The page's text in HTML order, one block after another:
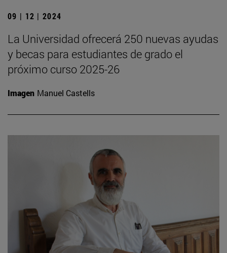
09 | 12 | 2024
La Universidad ofrecerá 250 nuevas ayudas
y becas para estudiantes de grado el
próximo curso 2025-26
Imagen Manuel Castells